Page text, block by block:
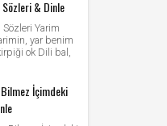
Sözleri & Dinle
Sözleri Yarim
yar benim
ok Dili bal,
İçimdeki